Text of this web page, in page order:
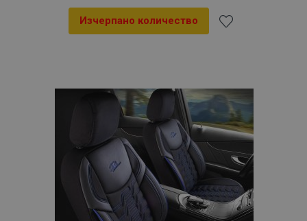
Изчерпано количество
Списък
с
желани
продукти